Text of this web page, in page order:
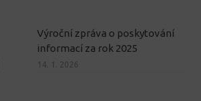
Výroční zpráva o poskytování
informací za rok 2025
14. 1. 2026